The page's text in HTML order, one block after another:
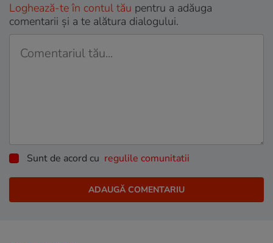
Loghează-te în contul tău pentru a adăuga
comentarii și a te alătura dialogului.
Sunt de acord cu regulile comunitatii